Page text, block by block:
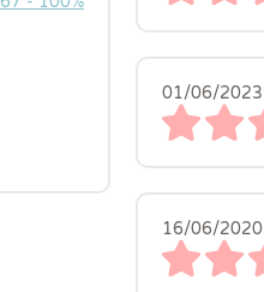
01/06/2023
16/06/2020